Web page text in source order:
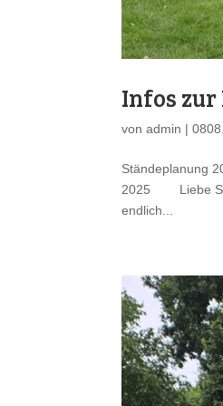
Infos zur
vonadmin |
Ständeplanung
2025 Liebe
endlich...